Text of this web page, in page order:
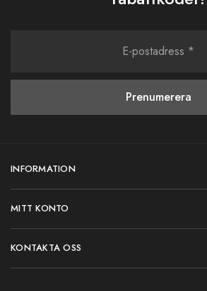
INFORMATION
MITT KONTO
KONTAKTA OSS